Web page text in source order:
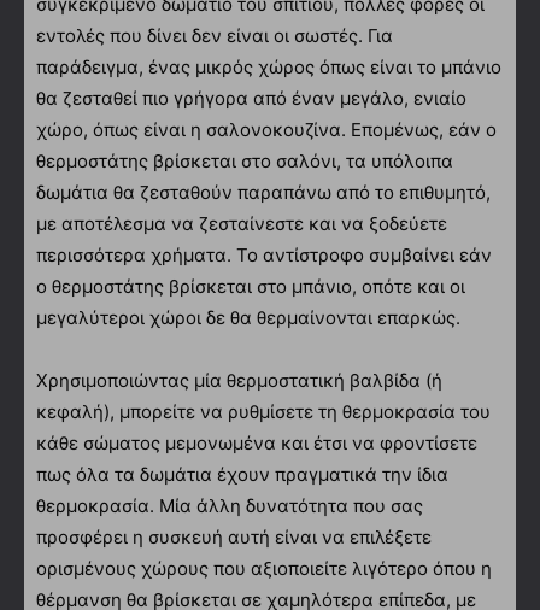
εντολές που δίνει δεν είναι οι σωστές. Για
παράδειγμα, ένας μικρός χώρος όπως είναι το μπάνιο
θα ζεσταθεί πιο γρήγορα από έναν μεγάλο, ενιαίο
χώρο, όπως είναι η σαλονοκουζίνα. Επομένως, εάν ο
θερμοστάτης βρίσκεται στο σαλόνι, τα υπόλοιπα
δωμάτια θα ζεσταθούν παραπάνω από το επιθυμητό,
με αποτέλεσμα να ζεσταίνεστε και να ξοδεύετε
περισσότερα χρήματα. Το αντίστροφο συμβαίνει εάν
ο θερμοστάτης βρίσκεται στο μπάνιο, οπότε και οι
μεγαλύτεροι χώροι δε θα θερμαίνονται επαρκώς.
Χρησιμοποιώντας μία θερμοστατική βαλβίδα (ή
κεφαλή), μπορείτε να ρυθμίσετε τη θερμοκρασία του
κάθε σώματος μεμονωμένα και έτσι να φροντίσετε
πως όλα τα δωμάτια έχουν πραγματικά την ίδια
θερμοκρασία. Μία άλλη δυνατότητα που σας
προσφέρει η συσκευή αυτή είναι να επιλέξετε
ορισμένους χώρους που αξιοποιείτε λιγότερο όπου η
θέρμανση θα βρίσκεται σε χαμηλότερα επίπεδα, με